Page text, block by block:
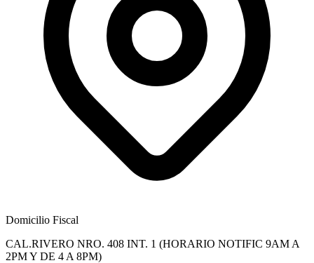
Domicilio Fiscal
CAL.RIVERO NRO. 408 INT. 1 (HORARIO NOTIFIC 9AM A
2PM Y DE 4 A 8PM)